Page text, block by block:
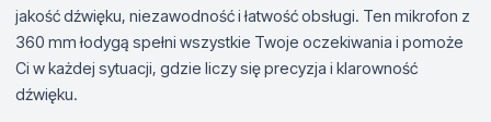
jakość dźwięku, niezawodność i łatwość obsługi. Ten mikrofon z
360 mm łodygą spełni wszystkie Twoje oczekiwania i pomoże
Ci w każdej sytuacji, gdzie liczy się precyzja i klarowność
dźwięku.